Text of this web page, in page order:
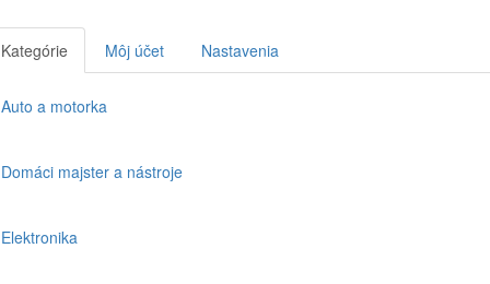
Kategórie Môj účet Nastavenia
Auto a motorka
Domáci majster a nástroje
Elektronika